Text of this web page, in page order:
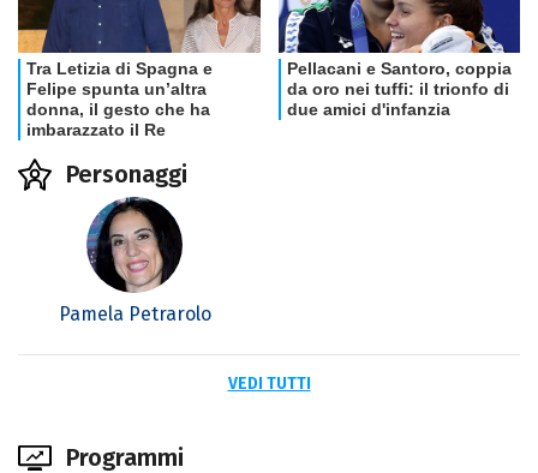
Personaggi
Pamela Petrarolo
VEDI TUTTI
Programmi